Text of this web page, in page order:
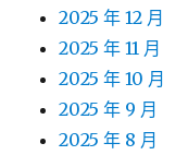
2025 年 12 月
2025 年 11 月
2025 年 10 月
2025 年 9 月
2025 年 8 月